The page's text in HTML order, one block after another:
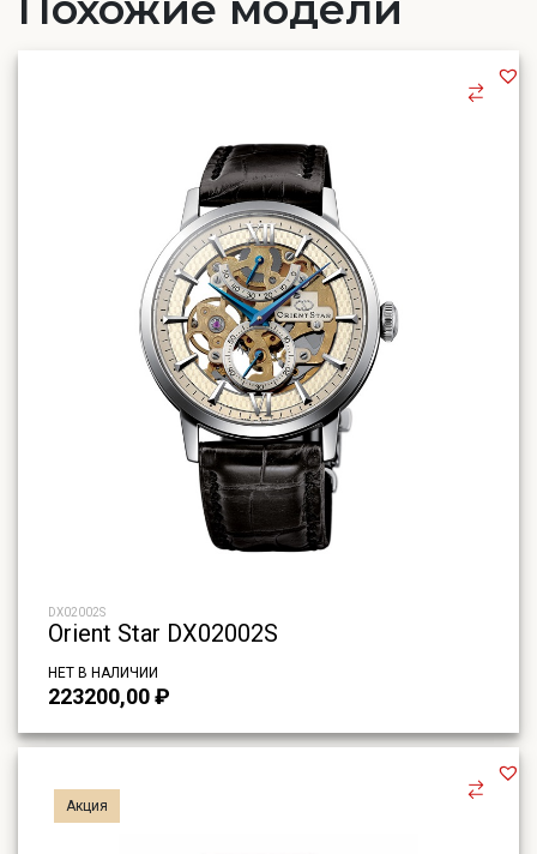
DX02002S
Orient Star DX02002S
НЕТ В НАЛИЧИИ
223200,00₽
Акция